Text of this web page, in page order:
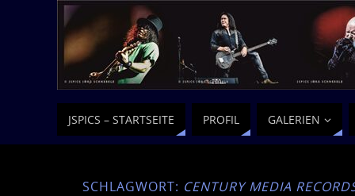
JSPICS – STARTSEITE PROFIL GALERIEN
SCHLAGWORT: CENTURY MEDIA